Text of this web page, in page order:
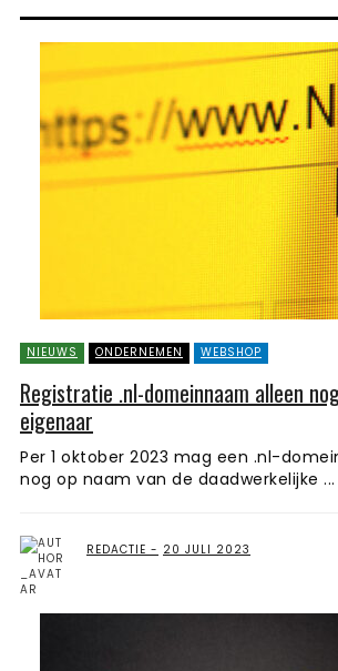
NIEUWS ONDERNEMEN WEBSHOP
Registratie .nl-domeinnaam alleen
eigenaar
Per 1 oktober 2023 mag een .nl-
nog op naam van de daadwerkelijke ...
REDACTIE 20 JULI 2023